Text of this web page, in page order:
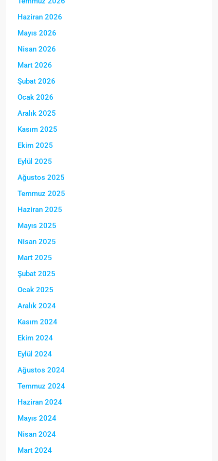
Haziran 2026
Mayıs 2026
Nisan 2026
Mart 2026
Şubat 2026
Ocak 2026
Aralık 2025
Kasım 2025
Ekim 2025
Eylül 2025
Ağustos 2025
Temmuz 2025
Haziran 2025
Mayıs 2025
Nisan 2025
Mart 2025
Şubat 2025
Ocak 2025
Aralık 2024
Kasım 2024
Ekim 2024
Eylül 2024
Ağustos 2024
Temmuz 2024
Haziran 2024
Mayıs 2024
Nisan 2024
Mart 2024